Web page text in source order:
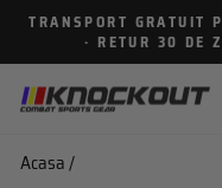
Sari
continut
TRANSPORT GRATUIT
· RETUR 30 DE
Acasa/